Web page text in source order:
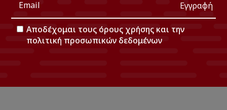
Εγγραφή
Αποδέχομαι τους όρους χρήσης και την
πολιτική προσωπικών δεδομένων